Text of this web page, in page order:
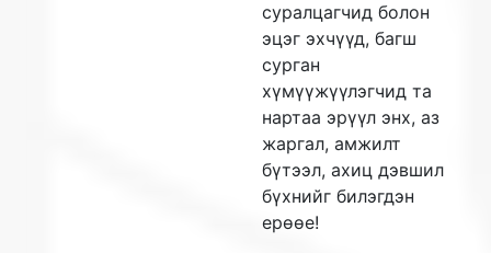
суралцагчид болон
эцэг эхчүүд, багш
сурган
хүмүүжүүлэгчид та
нартаа эрүүл энх, аз
жаргал, амжилт
бүтээл, ахиц дэвшил
бүхнийг билэгдэн
ерөөе!